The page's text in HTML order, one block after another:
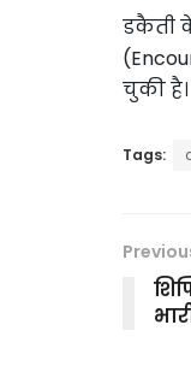
डकैती
चुकी
Tags: